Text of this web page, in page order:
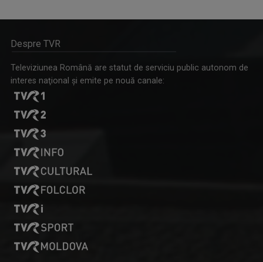
GONDOLATOK VASÁRNAPRA / GÂNDURI DE DUMINICĂ
Un reportaj cu caracter religios care îmbină ...
Despre TVR
Televiziunea Română are statut de serviciu public autonom de
interes naţional şi emite pe nouă canale: